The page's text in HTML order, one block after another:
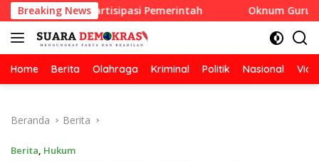
Langsung
ke
konten
Breaking News
Partisipasi Pemerintah Oknum Guru Diduga
Home Berita Olahraga Kriminal Politik Nasional
Beranda Berita
Berita, Hukum